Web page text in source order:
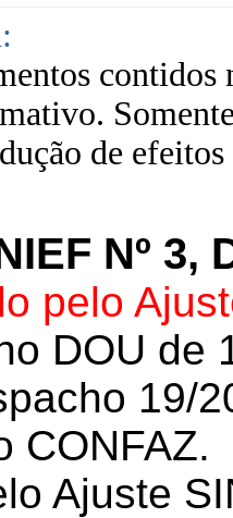
contidos
de
Nº 3,
pelo
DOU de
19/
CONFAZ.
Ajuste